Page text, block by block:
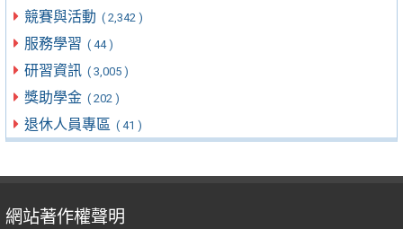
競賽與活動 ( 2,342 )
服務學習 ( 44 )
研習資訊 ( 3,005 )
獎助學金 ( 202 )
退休人員專區 ( 41 )
網站著作權聲明